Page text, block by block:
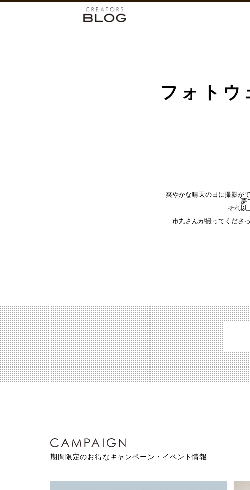
フォトウ
爽やかな晴天の日に撮影が
夢
それ以
市丸さんが撮ってくださ
期間限定のお得なキャンペーン・イベント情報